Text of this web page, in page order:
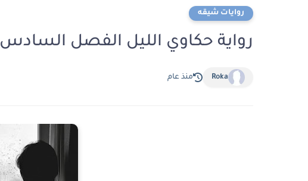
روايات شيقه
رواية حكاوي الليل الفصل السادس 6 بقلم رنا سليمان
Roka منذ عام